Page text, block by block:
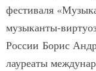
фестиваля
музыканты-
России Борис
лауреаты